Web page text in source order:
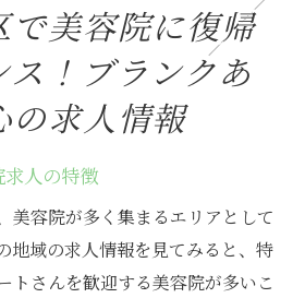
で美容院に復帰
ス！ブランクあ
の求人情報
人の特徴
美容院が多く集まるエリアとして
地域の求人情報を見てみると、特
トさんを歓迎する美容院が多いこ